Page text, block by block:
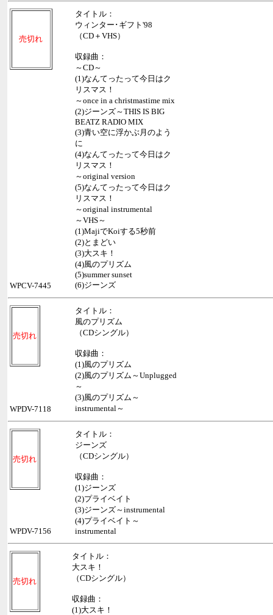
売切れ
タイトル：
ウィンター･ギフト'98
（CD＋VHS）
収録曲：
～CD～
(1)なんてったって今日はク
リスマス！
～once in a christmastime mix
(2)ジーンズ～THIS IS BIG
BEATZ RADIO MIX
(3)青い空に浮かぶ月のよう
に
(4)なんてったって今日はク
リスマス！
～original version
(5)なんてったって今日はク
リスマス！
～original instrumental
～VHS～
(1)MajiでKoiする5秒前
(2)とまどい
(3)大スキ！
(4)風のプリズム
(5)summer sunset
(6)ジーンズ
WPCV-7445
売切れ
タイトル：
風のプリズム
（CDシングル）
収録曲：
(1)風のプリズム
(2)風のプリズム～Unplugged
～
(3)風のプリズム～
instrumental～
WPDV-7118
売切れ
タイトル：
ジーンズ
（CDシングル）
収録曲：
(1)ジーンズ
(2)プライベイト
(3)ジーンズ～instrumental
(4)プライベイト～
instrumental
WPDV-7156
売切れ
タイトル：
大スキ！
（CDシングル）
収録曲：
(1)大スキ！